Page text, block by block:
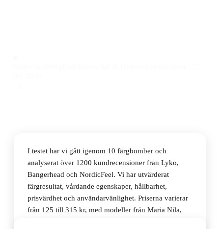
I testet har vi gått igenom 10 färgbomber och
analyserat över 1200 kundrecensioner från Lyko,
Bangerhead och NordicFeel. Vi har utvärderat
färgresultat, vårdande egenskaper, hållbarhet,
prisvärdhet och användarvänlighet. Priserna varierar
från 125 till 315 kr, med modeller från Maria Nila,